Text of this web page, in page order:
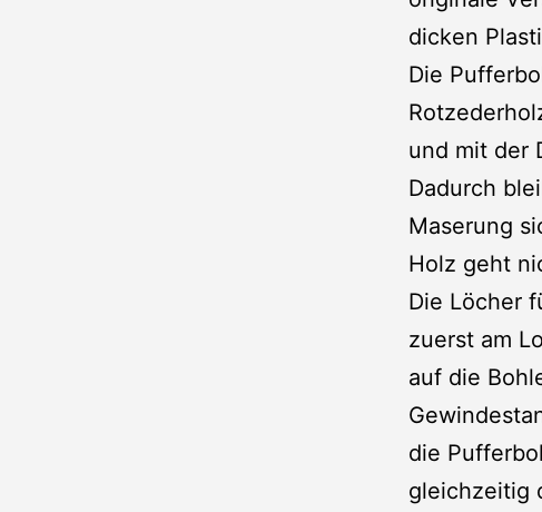
dicken
Die
und mit der
Dadurch
Maserung
Holz geht
Die Löcher
zuerst am
auf die
die
gleichzeitig